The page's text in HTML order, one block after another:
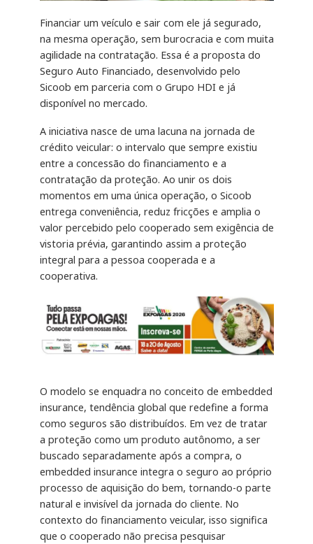
Financiar um veículo e sair com ele já segurado,
na mesma operação, sem burocracia e com muita
agilidade na contratação. Essa é a proposta do
Seguro Auto Financiado, desenvolvido pelo
Sicoob em parceria com o Grupo HDI e já
disponível no mercado.
A iniciativa nasce de uma lacuna na jornada de
crédito veicular: o intervalo que sempre existiu
entre a concessão do financiamento e a
contratação da proteção. Ao unir os dois
momentos em uma única operação, o Sicoob
entrega conveniência, reduz fricções e amplia o
valor percebido pelo cooperado sem exigência de
vistoria prévia, garantindo assim a proteção
integral para a pessoa cooperada e a
cooperativa.
O modelo se enquadra no conceito de embedded
insurance, tendência global que redefine a forma
como seguros são distribuídos. Em vez de tratar
a proteção como um produto autônomo, a ser
buscado separadamente após a compra, o
embedded insurance integra o seguro ao próprio
processo de aquisição do bem, tornando-o parte
natural e invisível da jornada do cliente. No
contexto do financiamento veicular, isso significa
que o cooperado não precisa pesquisar